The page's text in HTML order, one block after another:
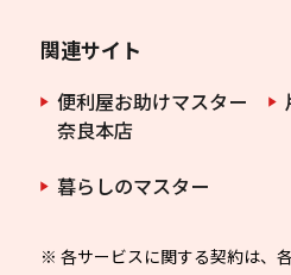
関連サイト
便利屋お助けマスター
奈良本店
暮らしのマスター
※ 各サービスに関する契約は、